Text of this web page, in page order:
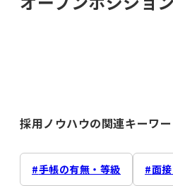
採用ノウハウの関連キーワ
手帳の有無・等級 面